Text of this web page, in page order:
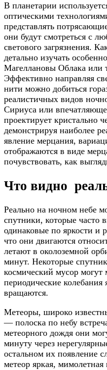
В планетарии
оптическими
представлять
они будут смотреться с
светового загрязнения.
детально изучать
Магеллановы Облака или
Эффективно направляя
нити можно добиться
реалистичных видов
Сириуса или
проектирует кристально
демонстрируя наиболее
явление мерцания,
отображаются в виде
почувствовать, как
Что видно
Реально на ночном небе
спутники, которые часто
одинаковые по яркости и
что они двигаются
летают в околоземной
минут. Некоторые
космический мусор
периодические
вращаются.
Метеоры, широко
— полоска по небу
метеорного дождя они
минуту через
остальном их появление
метеор яркая, мимолетная